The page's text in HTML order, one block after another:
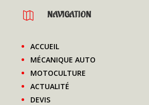
 NAVIGATION
ACCUEIL
MÉCANIQUE AUTO
MOTOCULTURE
ACTUALITÉ
DEVIS